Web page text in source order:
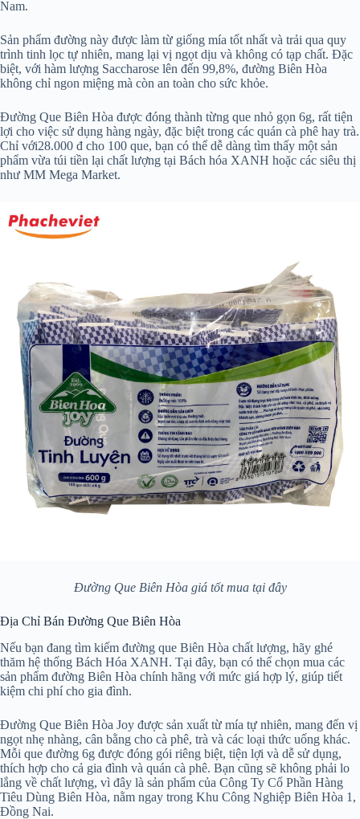
Nam.
Sản phẩm đường này được làm từ giống mía tốt nhất và trải qua quy
trình tinh lọc tự nhiên, mang lại vị ngọt dịu và không có tạp chất. Đặc
biệt, với hàm lượng Saccharose lên đến 99,8%, đường Biên Hòa
không chỉ ngon miệng mà còn an toàn cho sức khỏe.
Đường Que Biên Hòa được đóng thành từng que nhỏ gọn 6g, rất tiện
lợi cho việc sử dụng hàng ngày, đặc biệt trong các quán cà phê hay trà.
Chỉ với28.000 đ cho 100 que, bạn có thể dễ dàng tìm thấy một sản
phẩm vừa túi tiền lại chất lượng tại Bách hóa XANH hoặc các siêu thị
như MM Mega Market.
Đường Que Biên Hòa giá tốt mua tại đây
Địa Chỉ Bán Đường Que Biên Hòa
Nếu bạn đang tìm kiếm đường que Biên Hòa chất lượng, hãy ghé
thăm hệ thống Bách Hóa XANH. Tại đây, bạn có thể chọn mua các
sản phẩm đường Biên Hòa chính hãng với mức giá hợp lý, giúp tiết
kiệm chi phí cho gia đình.
Đường Que Biên Hòa Joy được sản xuất từ mía tự nhiên, mang đến vị
ngọt nhẹ nhàng, cân bằng cho cà phê, trà và các loại thức uống khác.
Mỗi que đường 6g được đóng gói riêng biệt, tiện lợi và dễ sử dụng,
thích hợp cho cả gia đình và quán cà phê. Bạn cũng sẽ không phải lo
lắng về chất lượng, vì đây là sản phẩm của Công Ty Cổ Phần Hàng
Tiêu Dùng Biên Hòa, nằm ngay trong Khu Công Nghiệp Biên Hòa 1,
Đồng Nai.